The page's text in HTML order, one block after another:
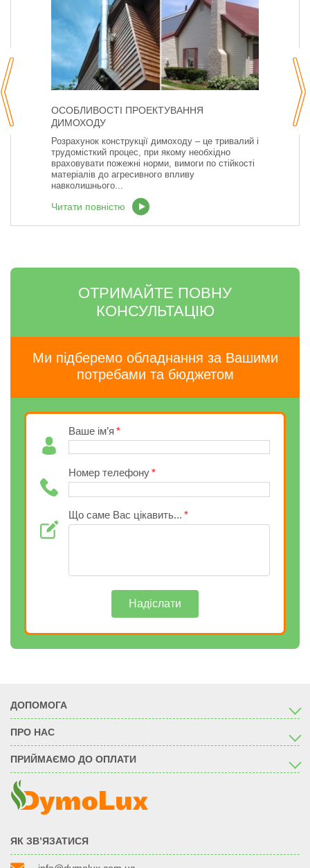
ОСОБЛИВОСТІ ПРОЕКТУВАННЯ
ДИМОХОДУ
Розрахунок конструкції димоходу – це тривалий і
трудомісткий процес, при якому необхідно
враховувати пожежні норми, вимоги по стійкості
матеріалів до агресивного впливу
навколишнього...
Читати повністю
ОТРИМАЙТЕ ПОВНУ
КОНСУЛЬТАЦІЮ
Ми підберемо обладнання за Вашими
потребами та бюджетом
Ваше ім’я
Номер телефону
Що саме Вас цікавить...
Надіслати
ДОПОМОГА
ПРО НАС
ПРИЙМАЄМО ДО ОПЛАТИ
ЯК ЗВ’ЯЗАТИСЯ